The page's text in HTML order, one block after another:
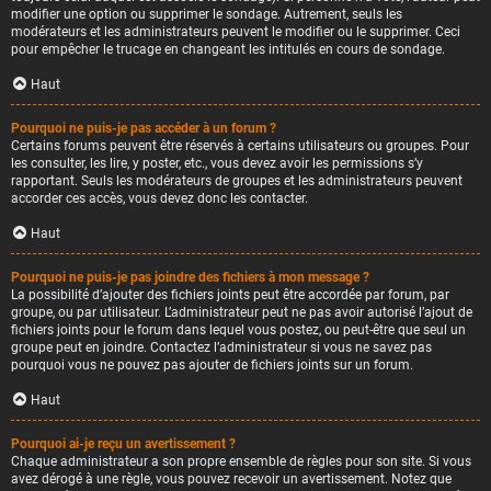
modifier une option ou supprimer le sondage. Autrement, seuls les
modérateurs et les administrateurs peuvent le modifier ou le supprimer. Ceci
pour empêcher le trucage en changeant les intitulés en cours de sondage.
Haut
Pourquoi ne puis-je pas accéder à un forum ?
Certains forums peuvent être réservés à certains utilisateurs ou groupes. Pour
les consulter, les lire, y poster, etc., vous devez avoir les permissions s’y
rapportant. Seuls les modérateurs de groupes et les administrateurs peuvent
accorder ces accès, vous devez donc les contacter.
Haut
Pourquoi ne puis-je pas joindre des fichiers à mon message ?
La possibilité d’ajouter des fichiers joints peut être accordée par forum, par
groupe, ou par utilisateur. L’administrateur peut ne pas avoir autorisé l’ajout de
fichiers joints pour le forum dans lequel vous postez, ou peut-être que seul un
groupe peut en joindre. Contactez l’administrateur si vous ne savez pas
pourquoi vous ne pouvez pas ajouter de fichiers joints sur un forum.
Haut
Pourquoi ai-je reçu un avertissement ?
Chaque administrateur a son propre ensemble de règles pour son site. Si vous
avez dérogé à une règle, vous pouvez recevoir un avertissement. Notez que